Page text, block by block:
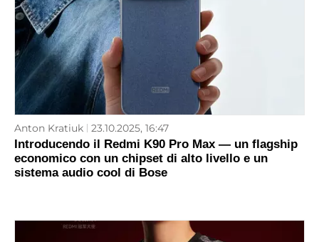
Anton Kratiuk 23.10.2025, 16:47
Introducendo il Redmi K90 Pro Max — un flagship
economico con un chipset di alto livello e un
sistema audio cool di Bose